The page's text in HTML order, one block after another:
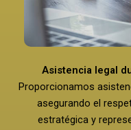
Asistencia legal
Proporcionamos
asegurando el
estratégica y